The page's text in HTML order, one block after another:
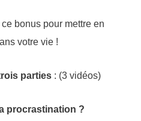
bonus pour mettre en
votre vie !
parties : (3 vidéos)
procrastination ?